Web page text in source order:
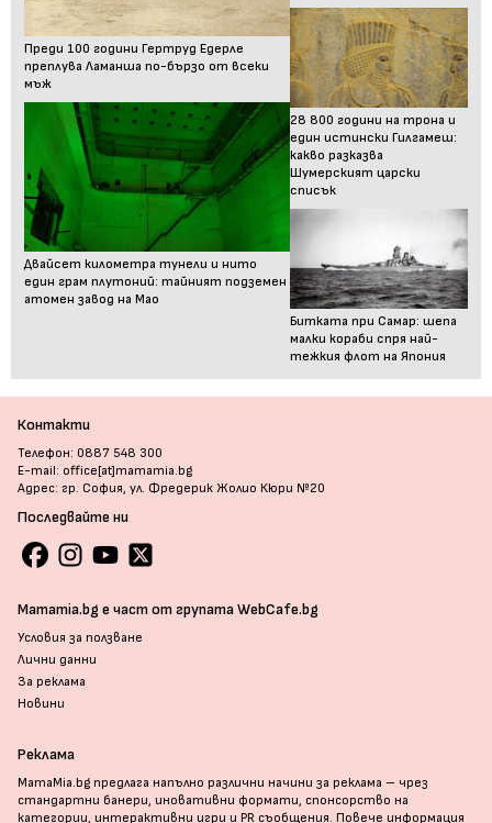
Преди 100 години Гертруд Едерле
преплува Ламанша по-бързо от всеки
мъж
Двайсет километра тунели и нито
един грам плутоний: тайният подземен
атомен завод на Мао
28 800 години на трона и
един истински Гилгамеш:
какво разказва
Шумерският царски
списък
Битката при Самар: шепа
малки кораби спря най-
тежкия флот на Япония
Контакти
Телефон: 0887 548 300
E-mail: office[at]mamamia.bg
Адрес: гр. София, ул. Фредерик Жолио Кюри №20
Последвайте ни
Mamamia.bg е част от групата WebCafe.bg
Условия за ползване
Лични данни
За реклама
Новини
Реклама
MamaMia.bg предлага напълно различни начини за реклама – чрез
стандартни банери, иновативни формати, спонсорство на
категории, интерактивни игри и PR съобщения. Повече информация